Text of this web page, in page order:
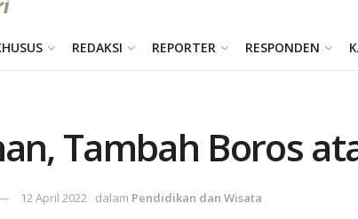
REDAKSI REPORTER RESPONDEN
Tambah Boros
12 April 2022 dalam Pendidikan dan Wisata